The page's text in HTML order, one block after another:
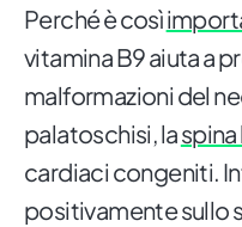
Perché è così
vitamina B9 aiuta a
malformazioni del
palatoschisi, la
cardiaci congeniti.
positivamente sullo